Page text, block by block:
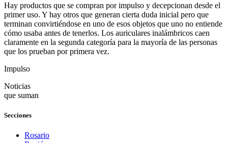
Hay productos que se compran por impulso y decepcionan desde el
primer uso. Y hay otros que generan cierta duda inicial pero que
terminan convirtiéndose en uno de esos objetos que uno no entiende
cómo usaba antes de tenerlos. Los auriculares inalámbricos caen
claramente en la segunda categoría para la mayoría de las personas
que los prueban por primera vez.
Impulso
Noticias
que suman
Secciones
Rosario